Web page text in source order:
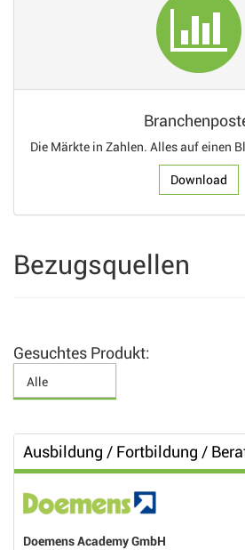
Die Märkte in Zahlen. Alles auf einen
Download
Bezugsquellen
Gesuchtes Produkt:
Ausbildung / Fortbildung /
Doemens Academy GmbH